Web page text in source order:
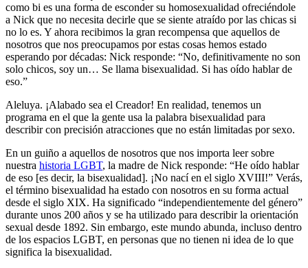
como bi es una forma de esconder su homosexualidad ofreciéndole
a Nick que no necesita decirle que se siente atraído por las chicas si
no lo es. Y ahora recibimos la gran recompensa que aquellos de
nosotros que nos preocupamos por estas cosas hemos estado
esperando por décadas: Nick responde: “No, definitivamente no son
solo chicos, soy un… Se llama bisexualidad. Si has oído hablar de
eso.”
Aleluya. ¡Alabado sea el Creador! En realidad, tenemos un
programa en el que la gente usa la palabra bisexualidad para
describir con precisión atracciones que no están limitadas por sexo.
En un guiño a aquellos de nosotros que nos importa leer sobre
nuestra historia LGBT, la madre de Nick responde: “He oído hablar
de eso [es decir, la bisexualidad]. ¡No nací en el siglo XVIII!” Verás,
el término bisexualidad ha estado con nosotros en su forma actual
desde el siglo XIX. Ha significado “independientemente del género”
durante unos 200 años y se ha utilizado para describir la orientación
sexual desde 1892. Sin embargo, este mundo abunda, incluso dentro
de los espacios LGBT, en personas que no tienen ni idea de lo que
significa la bisexualidad.